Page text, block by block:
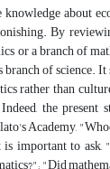
about
By
or a branch of
of science.
rather than
the present
Academy,
important to ask,